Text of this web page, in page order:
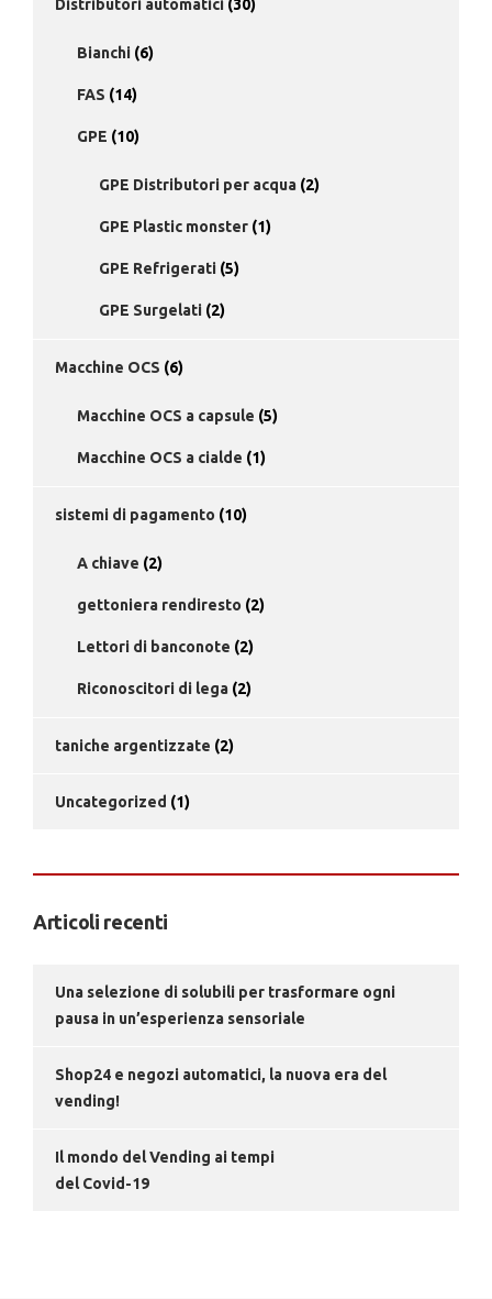
Distributori automatici (30)
Bianchi (6)
FAS (14)
GPE (10)
GPE Distributori per acqua (2)
GPE Plastic monster (1)
GPE Refrigerati (5)
GPE Surgelati (2)
Macchine OCS (6)
Macchine OCS a capsule (5)
Macchine OCS a cialde (1)
sistemi di pagamento (10)
A chiave (2)
gettoniera rendiresto (2)
Lettori di banconote (2)
Riconoscitori di lega (2)
taniche argentizzate (2)
Uncategorized (1)
Articoli recenti
Una selezione di solubili per trasformare ogni
pausa in un’esperienza sensoriale
Shop24 e negozi automatici, la nuova era del
vending!
Il mondo del Vending ai tempi
del Covid-19